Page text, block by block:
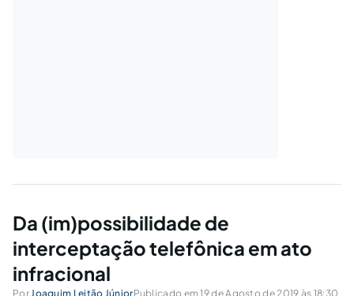
Da (im)possibilidade de
interceptação telefônica em ato
infracional
Por Joaquim Leitão JúniorPublicado em 19 de Agosto de 2019 às 18:30